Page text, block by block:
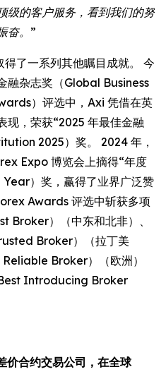
级的客户服务，看到我们的努
奋。”
了一系列其他瞩目成就。 今
融杂志奖（Global Business
）评选中，Axi 凭借在英
现，荣获“2025 年最佳金融
2025）奖。 2024 年，
Expo 博览会上摘得“年度
）奖，赢得了业界广泛赞
Awards 评选中斩获多项
Broker）（中东和北非）、
Broker）（拉丁美
Broker）（欧洲）
Introducing Broker
价合约交易公司，在全球